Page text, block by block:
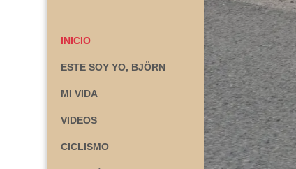
INICIO
ESTE SOY YO, BJÖRN
MI VIDA
VIDEOS
CICLISMO